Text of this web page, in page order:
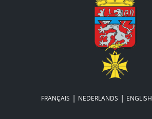
FRANÇAIS | NEDERLANDS | ENGLISH